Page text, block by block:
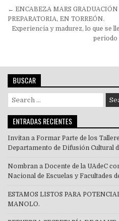
Navegación
de
entradas
← ENCABEZA MARS GRADUACIÓN
PREPARATORIA, EN TORREÓN.
Experiencia y madurez, lo que se
periodo
BUSCAR
Search
for:
ENTRADAS RECIENTES
Invitan a Formar Parte de los
Departamento de Difusión Cultural
Nombran a Docente de la UAdeC
Nacional de Escuelas y Facultades
ESTAMOS LISTOS PARA
MANOLO.